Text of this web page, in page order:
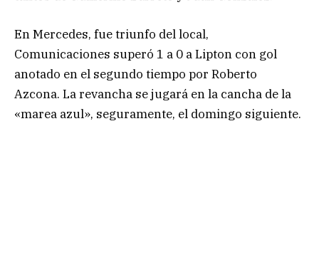
En Mercedes, fue triunfo del local,
Comunicaciones superó 1 a 0 a Lipton con gol
anotado en el segundo tiempo por Roberto
Azcona. La revancha se jugará en la cancha de la
«marea azul», seguramente, el domingo siguiente.